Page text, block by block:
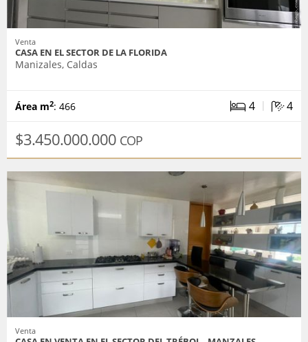
Venta
CASA EN EL SECTOR DE LA FLORIDA
Manizales, Caldas
Área m2: 466 4 | 4
$3.450.000.000 COP
Venta